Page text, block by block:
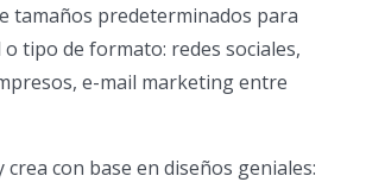
tamaños predeterminados para
o tipo de formato: redes sociales,
e-mail marketing entre
crea con base en diseños geniales: